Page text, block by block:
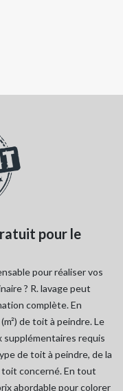
pour le
pour réaliser vos
? R. lavage peut
complète. En
de toit à peindre. Le
supplémentaires requis
de toit à peindre, de la
concerné. En tout
abordable pour colorer